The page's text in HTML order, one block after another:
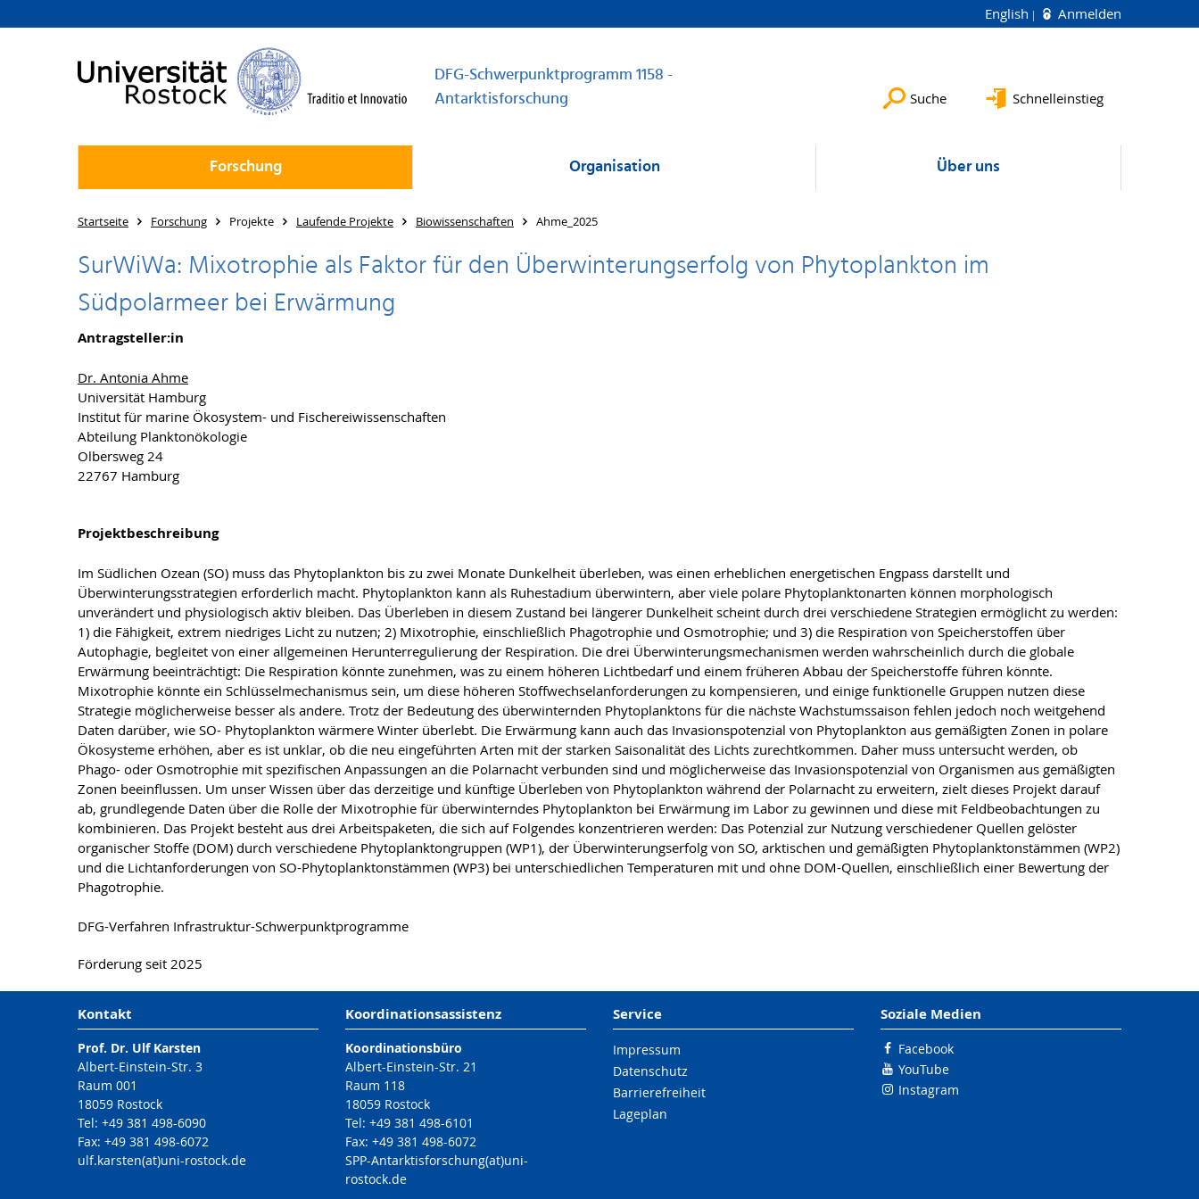
English Anmelden
DFG-Schwerpunktprogramm 1158 -
Antarktisforschung
Suche Schnelleinstieg
Forschung Organisation Über uns
Startseite Forschung Projekte Laufende Projekte Biowissenschaften Ahme_2025
SurWiWa: Mixotrophie als Faktor für den Überwinterungserfolg von Phytoplankton im
Südpolarmeer bei Erwärmung
Antragsteller:in
Dr. Antonia Ahme
Universität Hamburg
Institut für marine Ökosystem- und Fischereiwissenschaften
Abteilung Planktonökologie
Olbersweg 24
22767 Hamburg
Projektbeschreibung
Im Südlichen Ozean (SO) muss das Phytoplankton bis zu zwei Monate Dunkelheit überleben, was einen erheblichen energetischen Engpass darstellt und
Überwinterungsstrategien erforderlich macht. Phytoplankton kann als Ruhestadium überwintern, aber viele polare Phytoplanktonarten können morphologisch
unverändert und physiologisch aktiv bleiben. Das Überleben in diesem Zustand bei längerer Dunkelheit scheint durch drei verschiedene Strategien ermöglicht zu werden:
1) die Fähigkeit, extrem niedriges Licht zu nutzen; 2) Mixotrophie, einschließlich Phagotrophie und Osmotrophie; und 3) die Respiration von Speicherstoffen über
Autophagie, begleitet von einer allgemeinen Herunterregulierung der Respiration. Die drei Überwinterungsmechanismen werden wahrscheinlich durch die globale
Erwärmung beeinträchtigt: Die Respiration könnte zunehmen, was zu einem höheren Lichtbedarf und einem früheren Abbau der Speicherstoffe führen könnte.
Mixotrophie könnte ein Schlüsselmechanismus sein, um diese höheren Stoffwechselanforderungen zu kompensieren, und einige funktionelle Gruppen nutzen diese
Strategie möglicherweise besser als andere. Trotz der Bedeutung des überwinternden Phytoplanktons für die nächste Wachstumssaison fehlen jedoch noch weitgehend
Daten darüber, wie SO- Phytoplankton wärmere Winter überlebt. Die Erwärmung kann auch das Invasionspotenzial von Phytoplankton aus gemäßigten Zonen in polare
Ökosysteme erhöhen, aber es ist unklar, ob die neu eingeführten Arten mit der starken Saisonalität des Lichts zurechtkommen. Daher muss untersucht werden, ob
Phago- oder Osmotrophie mit spezifischen Anpassungen an die Polarnacht verbunden sind und möglicherweise das Invasionspotenzial von Organismen aus gemäßigten
Zonen beeinflussen. Um unser Wissen über das derzeitige und künftige Überleben von Phytoplankton während der Polarnacht zu erweitern, zielt dieses Projekt darauf
ab, grundlegende Daten über die Rolle der Mixotrophie für überwinterndes Phytoplankton bei Erwärmung im Labor zu gewinnen und diese mit Feldbeobachtungen zu
kombinieren. Das Projekt besteht aus drei Arbeitspaketen, die sich auf Folgendes konzentrieren werden: Das Potenzial zur Nutzung verschiedener Quellen gelöster
organischer Stoffe (DOM) durch verschiedene Phytoplanktongruppen (WP1), der Überwinterungserfolg von SO, arktischen und gemäßigten Phytoplanktonstämmen (WP2)
und die Lichtanforderungen von SO-Phytoplanktonstämmen (WP3) bei unterschiedlichen Temperaturen mit und ohne DOM-Quellen, einschließlich einer Bewertung der
Phagotrophie.
DFG-Verfahren Infrastruktur-Schwerpunktprogramme
Förderung seit 2025
Kontakt
Prof. Dr. Ulf Karsten
Albert-Einstein-Str. 3
Raum 001
18059 Rostock
Tel: +49 381 498-6090
Fax: +49 381 498-6072
ulf.karsten(at)uni-rostock.de
Koordinationsassistenz
Koordinationsbüro
Albert-Einstein-Str. 21
Raum 118
18059 Rostock
Tel: +49 381 498-6101
Fax: +49 381 498-6072
SPP-Antarktisforschung(at)uni-
rostock.de
Service
Impressum
Datenschutz
Barrierefreiheit
Lageplan
Soziale Medien
Facebook
YouTube
Instagram